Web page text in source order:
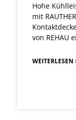
Hohe
mit
von REHAU
WEITERLESEN